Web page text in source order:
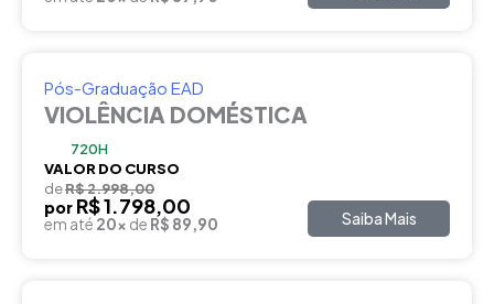
Pós-Graduação EAD
VIOLÊNCIA DOMÉSTICA
720H
VALOR DO CURSO
deR$ 2.998,00
por R$ 1.798,00
em até 20x de R$ 89,90 Saiba Mais